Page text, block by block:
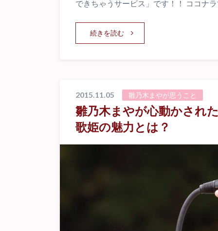
できちゃうサービス」です！！ ココナ
続きを読む
2015.11.05 雛乃木まやが思うこと
雛乃木まやが心動かされ
歌姫の魅力とは？